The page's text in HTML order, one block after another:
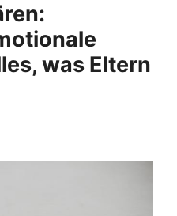
was Eltern